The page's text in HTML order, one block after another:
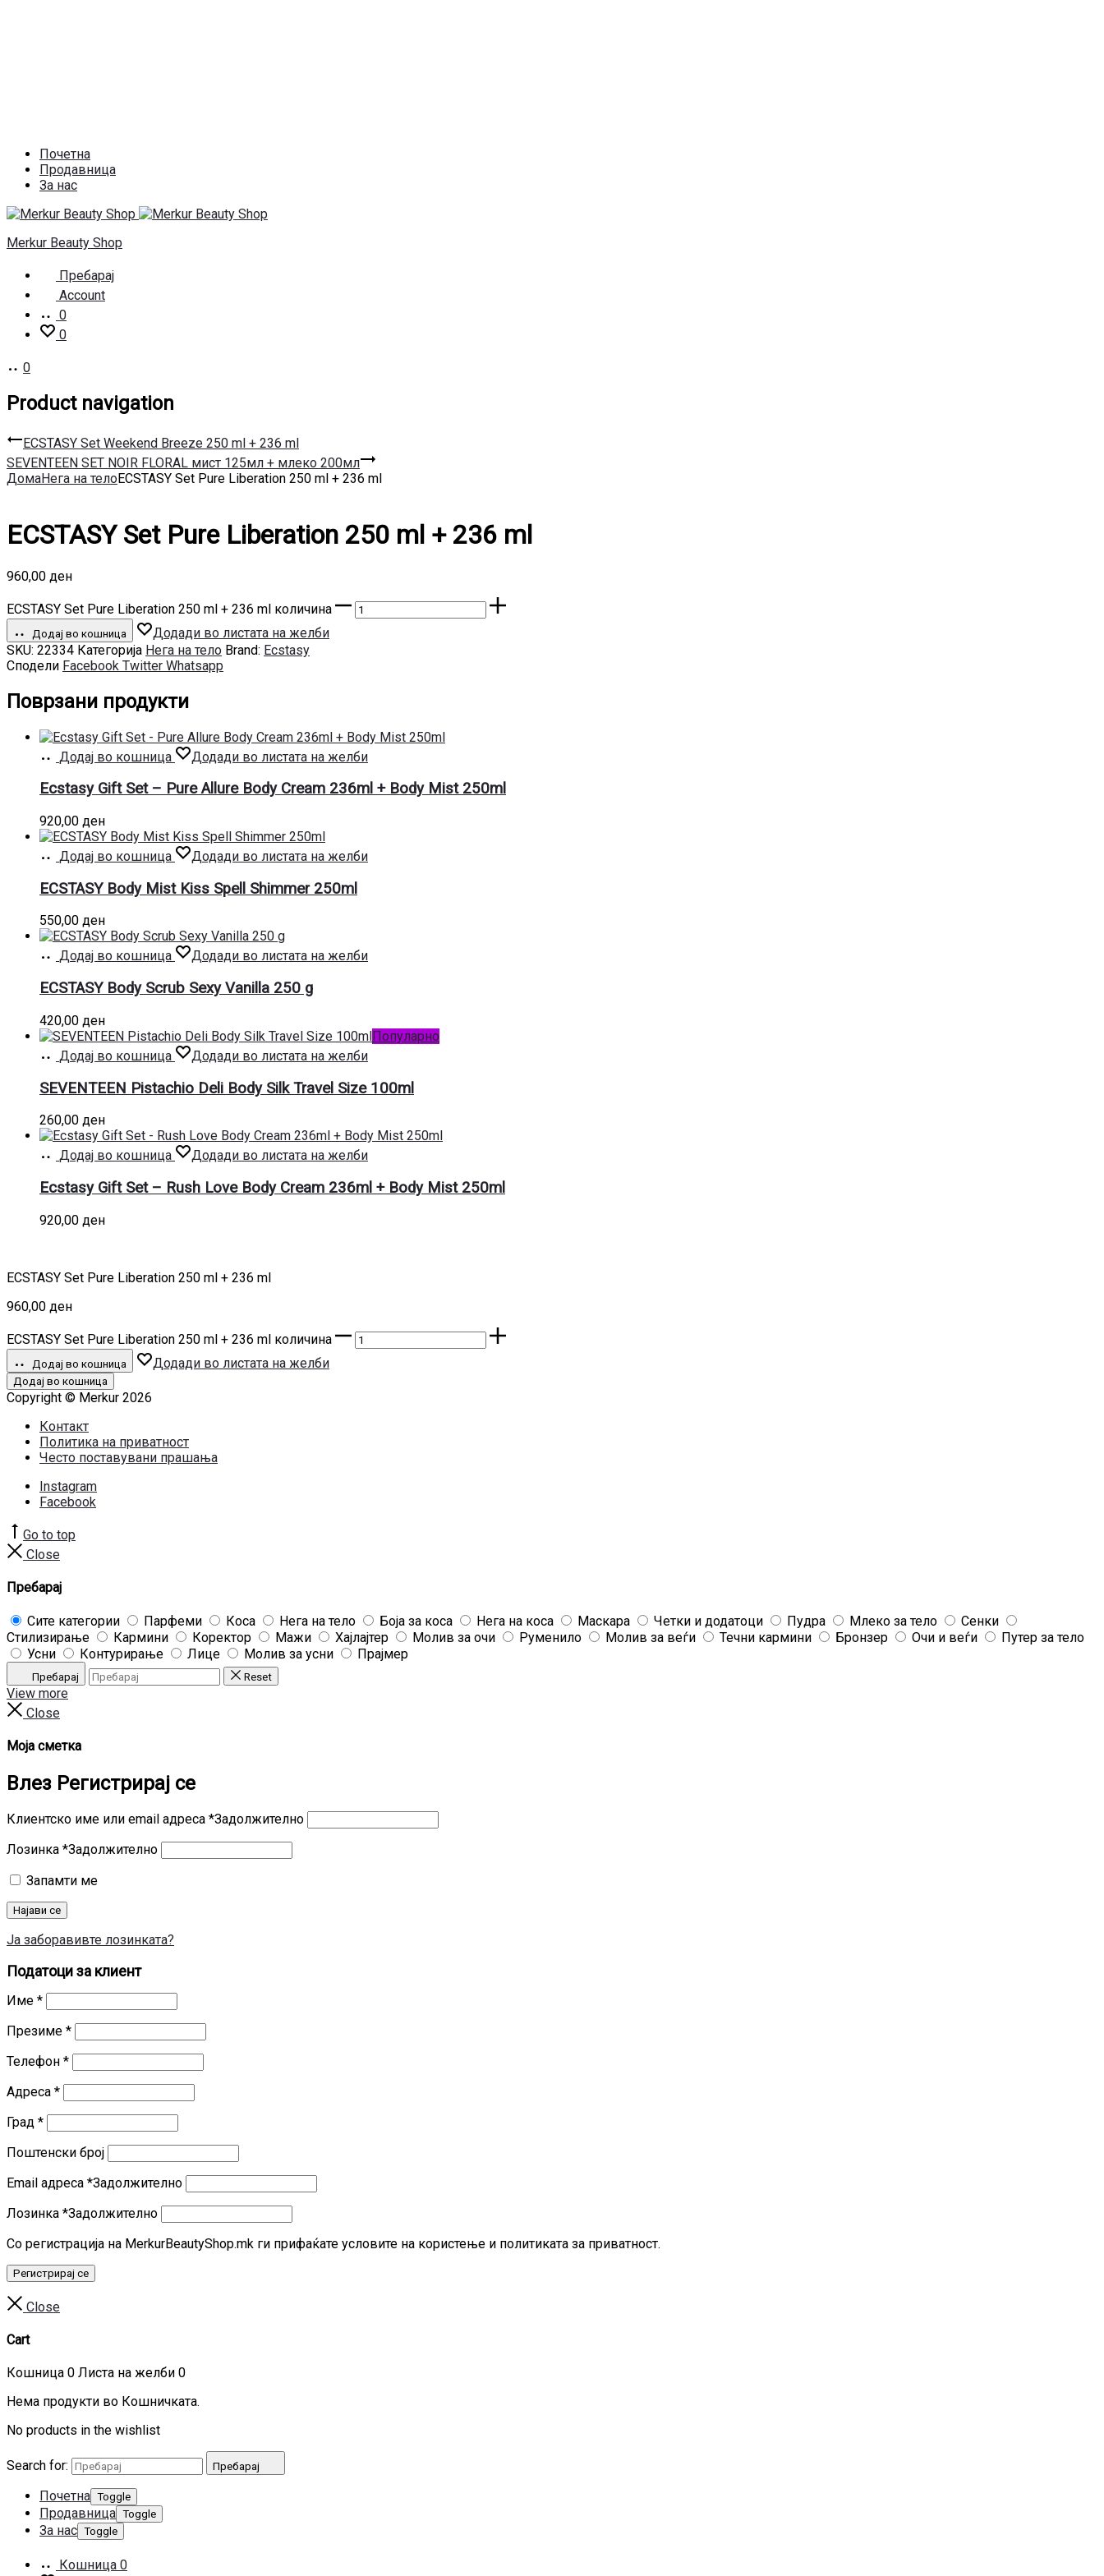
Почетна
Продавница
За нас
Merkur Beauty Shop
Пребарај
Account
0
0
0
Product navigation
ECSTASY Set Weekend Breeze 250 ml + 236 ml
SEVENTEEN SET NOIR FLORAL мист 125мл + млеко 200мл
ДомаНега на телоECSTASY Set Pure Liberation 250 ml + 236 ml
ECSTASY Set Pure Liberation 250 ml + 236 ml
960,00 ден
ECSTASY Set Pure Liberation 250 ml + 236 ml количина
Додај во кошница
Додади во листата на желби
SKU: 22334 Категорија Нега на тело Brand: Ecstasy
Сподели Facebook Twitter Whatsapp
Поврзани продукти
Додај во кошница Додади во листата на желби
Ecstasy Gift Set – Pure Allure Body Cream 236ml + Body Mist 250ml
920,00 ден
Додај во кошница Додади во листата на желби
ECSTASY Body Mist Kiss Spell Shimmer 250ml
550,00 ден
Додај во кошница Додади во листата на желби
ECSTASY Body Scrub Sexy Vanilla 250 g
420,00 ден
Популарно
Додај во кошница
Додади во листата на желби
SEVENTEEN Pistachio Deli Body Silk Travel Size 100ml
260,00 ден
Додај во кошница Додади во листата на желби
Ecstasy Gift Set – Rush Love Body Cream 236ml + Body Mist 250ml
920,00 ден
ECSTASY Set Pure Liberation 250 ml + 236 ml
960,00 ден
ECSTASY Set Pure Liberation 250 ml + 236 ml количина
Додај во кошница Додади во листата на желби
Додај во кошница
Copyright © Merkur 2026
Контакт
Политика на приватност
Често поставувани прашања
Instagram
Facebook
Go to top
Close
Пребарај
Сите категории Парфеми Коса Нега на тело Боја за коса Нега на коса Маскара Четки и додатоци Пудра Млеко за тело
Сенки
Стилизирање
Кармини Коректор Мажи Хајлајтер Молив за очи Руменило Молив за веѓи Течни кармини Бронзер Очи и веѓи
Путер за тело
Усни
Контурирање Лице Молив за усни Прајмер
Пребарај Reset
View more
Close
Моја сметка
Влез Регистрирај се
Клиентско име или email адреса *Задолжително
Лозинка *Задолжително
Запамти ме
Најави се
Ја заборавивте лозинката?
Податоци за клиент
Име *
Презиме *
Телефон *
Адреса *
Град *
Поштенски број
Email адреса *Задолжително
Лозинка *Задолжително
Со регистрација на MerkurBeautyShop.mk ги прифаќате условите на користење и политиката за приватност.
Регистрирај се
Close
Cart
Кошница 0 Листа на желби 0
Нема продукти во Кошничката.
No products in the wishlist
Search for: Пребарај
Почетна Toggle
Продавница Toggle
За нас Toggle
Кошница 0